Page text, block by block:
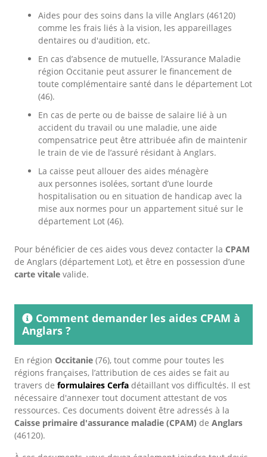
Aides pour des soins dans la ville Anglars (46120)
comme les frais liés à la vision, les appareillages
dentaires ou d'audition, etc.
En cas d’absence de mutuelle, l’Assurance Maladie
région Occitanie peut assurer le financement de
toute complémentaire santé dans le département Lot
(46).
En cas de perte ou de baisse de salaire lié à un
accident du travail ou une maladie, une aide
compensatrice peut être attribuée afin de maintenir
le train de vie de l’assuré résidant à Anglars.
La caisse peut allouer des aides ménagère
aux personnes isolées, sortant d’une lourde
hospitalisation ou en situation de handicap avec la
mise aux normes pour un appartement situé sur le
département Lot (46).
Pour bénéficier de ces aides vous devez contacter la CPAM
de Anglars (département Lot), et être en possession d’une
carte vitale valide.
Comment demander les aides CPAM à
Anglars ?
En région Occitanie (76), tout comme pour toutes les
régions françaises, l’attribution de ces aides se fait au
travers de formulaires Cerfa détaillant vos difficultés. Il est
nécessaire d'annexer tout document attestant de vos
ressources. Ces documents doivent être adressés à la
Caisse primaire d'assurance maladie (CPAM) de Anglars
(46120).